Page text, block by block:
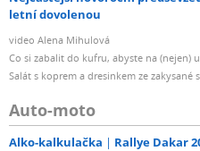
letní dovolenou
video Alena Mihulová
Co si zabalit do kufru, abyste na (nejen)
Salát s koprem a dresinkem ze zakysané
Auto-moto
Alko-kalkulačka Rallye Dakar